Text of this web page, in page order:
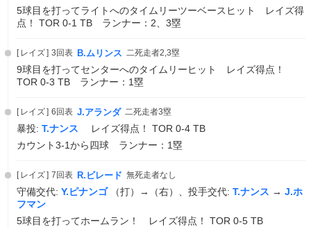
5球目を打ってライトへのタイムリーツーベースヒット レイズ得
点！ TOR 0-1 TB ランナー：2、3塁
レイズ 3回表 B.ムリンス 二死走者2,3塁
9球目を打ってセンターへのタイムリーヒット レイズ得点！
TOR 0-3 TB ランナー：1塁
レイズ 6回表 J.アランダ 二死走者3塁
暴投: T.ナンス レイズ得点！ TOR 0-4 TB
カウント3-1から四球 ランナー：1塁
レイズ 7回表 R.ビレード 無死走者なし
守備交代: Y.ピナンゴ（打）→（右）、投手交代: T.ナンス → J.ホ
フマン
5球目を打ってホームラン！ レイズ得点！ TOR 0-5 TB